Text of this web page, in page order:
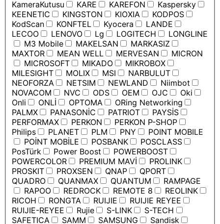
KameraKutusu
KARE KAREFON
Kaspersky
KEENETIC
KINGSTON KIOXIA
KODPOS
KodScan
KONFTEL Kyocera
LANDE
LECOO
LENOVO Lg LOGITECH
LONGLINE
M3 Mobile
MAKELSAN
MARKASIZ
MAXTOR
MEAN WELL MERVESAN
MICRON
MICROSOFT
MIKADO
MIKROBOX
MILESIGHT
MOLIX MSI
NARBULUT
NEOFORZA
NETSIM NEWLAND
Niimbot
NOVACOM
NVC ODS OEM OJC
Oki
Onli
ONLİ OPTOMA
ORing Networking
PALMX
PANASONİC PATRIOT
PAYSİS
PERFORMAX
PERKON
PERKON P-SHOP
Philips
PLANET PLM PNY
POINT MOBILE
POİNT MOBİLE
POSBANK
POSCLASS
PosTürk
Power Boost
POWERBOOST
POWERCOLOR
PREMIUM MAVİ
PROLINK
PROSKIT
PROXSEN QNAP
QPORT
QUADRO
QUANMAX QUANTUM
RAMPAGE
RAPOO
REDROCK REMOTE 8
REOLINK
RICOH
RONGTA RUIJIE
RUIJIE REYEE
RUIJIE-REYEE
Rujie S-LINK
S-TECH
SAFETICA
SAMM SAMSUNG Sandisk